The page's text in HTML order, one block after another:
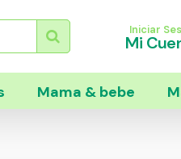
Iniciar
Mi
Mama & bebe